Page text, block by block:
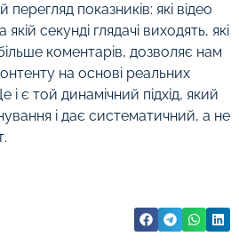
показників: які відео
секунді глядачі виходять, які
коментарів, дозволяє нам
на основі реальних
і є той динамічний підхід, який
і дає систематичний, а не